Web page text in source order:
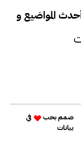
المواضيع و
صمم بحب
في
بيانات